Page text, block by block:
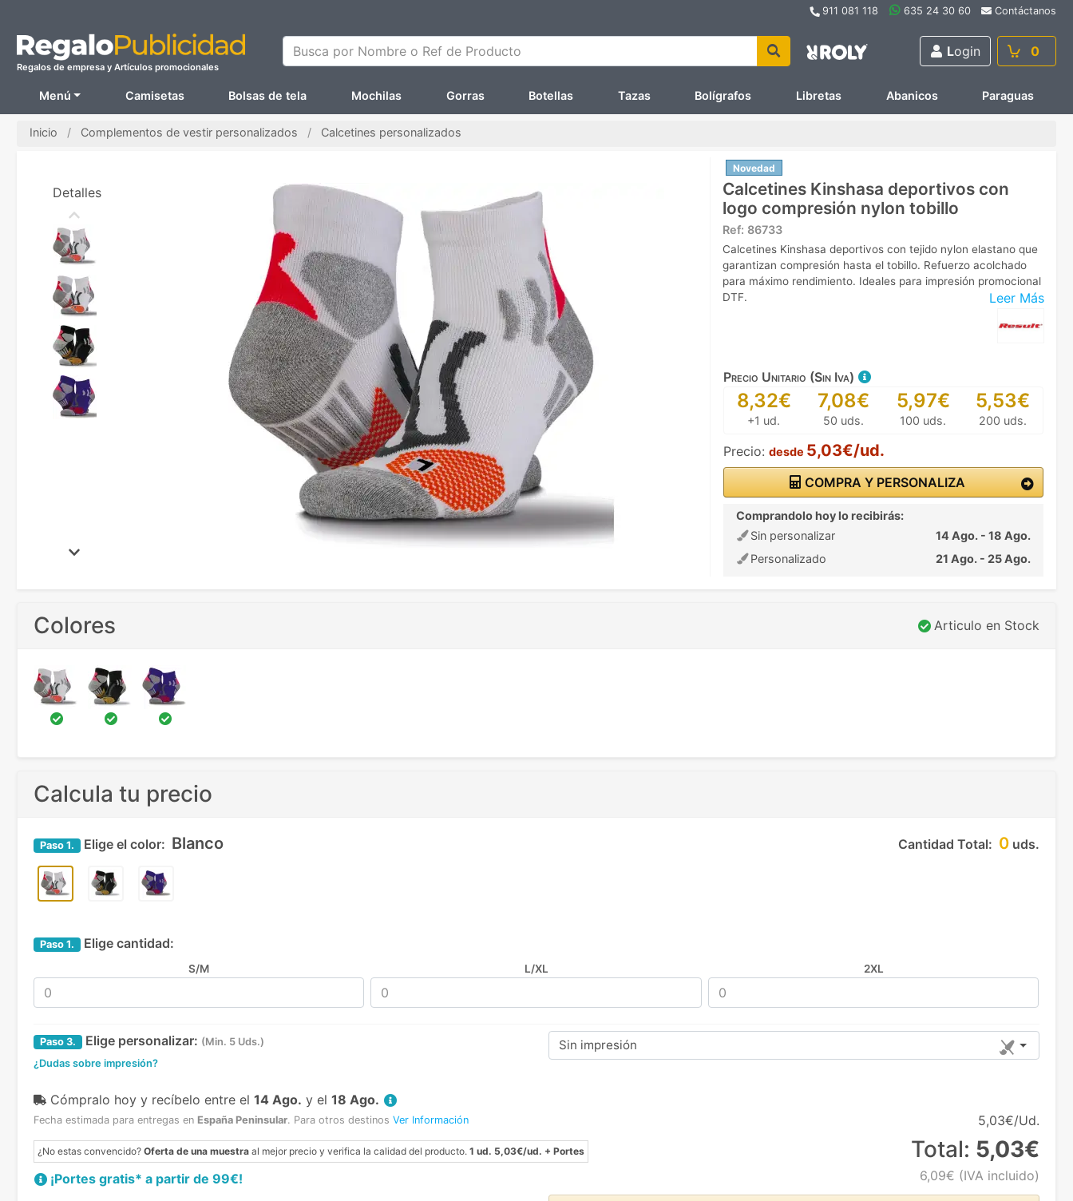
911 081 118 635 24 30 60 Contáctanos
Regalos de empresa y Artículos promocionales
Busca por Nombre o Ref de Producto Login 0
Menú Camisetas Bolsas de tela Mochilas Gorras Botellas Tazas Bolígrafos Libretas Abanicos Paraguas
Inicio Complementos de vestir personalizados Calcetines personalizados
Novedad
Calcetines Kinshasa deportivos con
logo compresión nylon tobillo
Ref: 86733
Leer Más
Calcetines Kinshasa deportivos con tejido nylon elastano que
garantizan compresión hasta el tobillo. Refuerzo acolchado
para máximo rendimiento. Ideales para impresión promocional
DTF.
Precio Unitario (Sin Iva)
8,32€
+1 ud.
7,08€
50 uds.
5,97€
100 uds.
5,53€
200 uds.
Precio: desde 5,03€/ud.
COMPRA Y PERSONALIZA
Comprandolo hoy lo recibirás:
Sin personalizar
14 Ago. - 18 Ago.
Personalizado
21 Ago. - 25 Ago.
Detalles
Colores Articulo en Stock
Calcula tu precio
Cantidad Total: 0 uds.
Paso 1. Elige el color: Blanco
Paso 1. Elige cantidad:
S/M L/XL 2XL
Paso 3. Elige personalizar: (Min. 5 Uds.)
¿Dudas sobre impresión?
Sin impresión
Cómpralo hoy y recíbelo entre el 14 Ago. y el 18 Ago.
Fecha estimada para entregas en España Peninsular. Para otros destinos Ver Información
¿No estas convencido? Oferta de una muestra al mejor precio y verifica la calidad del producto. 1 ud. 5,03€/ud. + Portes
¡Portes gratis* a partir de 99€!
5,03€/Ud.
Total: 5,03€
6,09€ (IVA incluido)